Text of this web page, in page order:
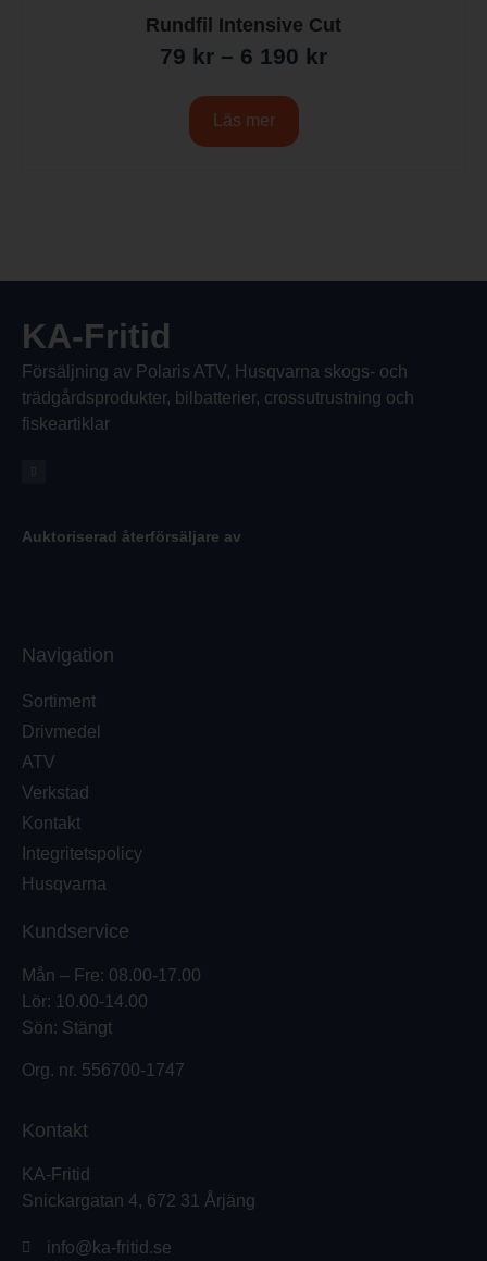
Rundfil Intensive Cut
79 kr – 6 190 kr
Läs mer
KA-Fritid
Försäljning av Polaris ATV, Husqvarna skogs- och
trädgårdsprodukter, bilbatterier, crossutrustning och
fiskeartiklar
Auktoriserad återförsäljare av
Navigation
Sortiment
Drivmedel
ATV
Verkstad
Kontakt
Integritetspolicy
Husqvarna
Kundservice
Mån – Fre: 08.00-17.00
Lör: 10.00-14.00
Sön: Stängt
Org. nr. 556700-1747
Kontakt
KA-Fritid
Snickargatan 4, 672 31 Årjäng
info@ka-fritid.se